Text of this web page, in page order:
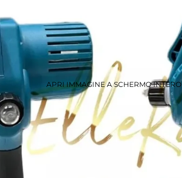
APRI IMMAGINE A SCHERMO INTERO